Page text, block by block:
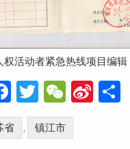
权活动者紧急热线项目编辑
Facebook
Twitter
WeChat
Sina分
省 , 镇江市